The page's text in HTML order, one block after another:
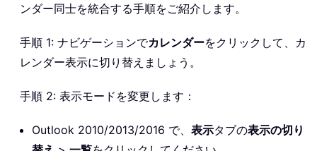
ンダー同士を統合する手順をご紹介します。
手順 1: ナビゲーションでカレンダーをクリックして、カ
レンダー表示に切り替えましょう。
手順 2: 表示モードを変更します：
Outlook 2010/2013/2016 で、 表示タブの表示の切り